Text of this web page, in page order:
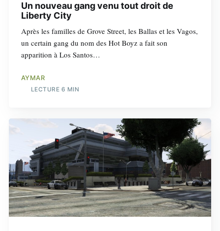
Un nouveau gang venu tout droit de
Liberty City
Après les familles de Grove Street, les Ballas et les Vagos,
un certain gang du nom des Hot Boyz a fait son
apparition à Los Santos…
AYMAR
LECTURE 6 MIN